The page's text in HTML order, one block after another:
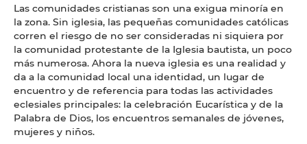
Las comunidades cristianas son una exigua minoría en
la zona. Sin iglesia, las pequeñas comunidades católicas
corren el riesgo de no ser consideradas ni siquiera por
la comunidad protestante de la Iglesia bautista, un poco
más numerosa. Ahora la nueva iglesia es una realidad y
da a la comunidad local una identidad, un lugar de
encuentro y de referencia para todas las actividades
eclesiales principales: la celebración Eucarística y de la
Palabra de Dios, los encuentros semanales de jóvenes,
mujeres y niños.